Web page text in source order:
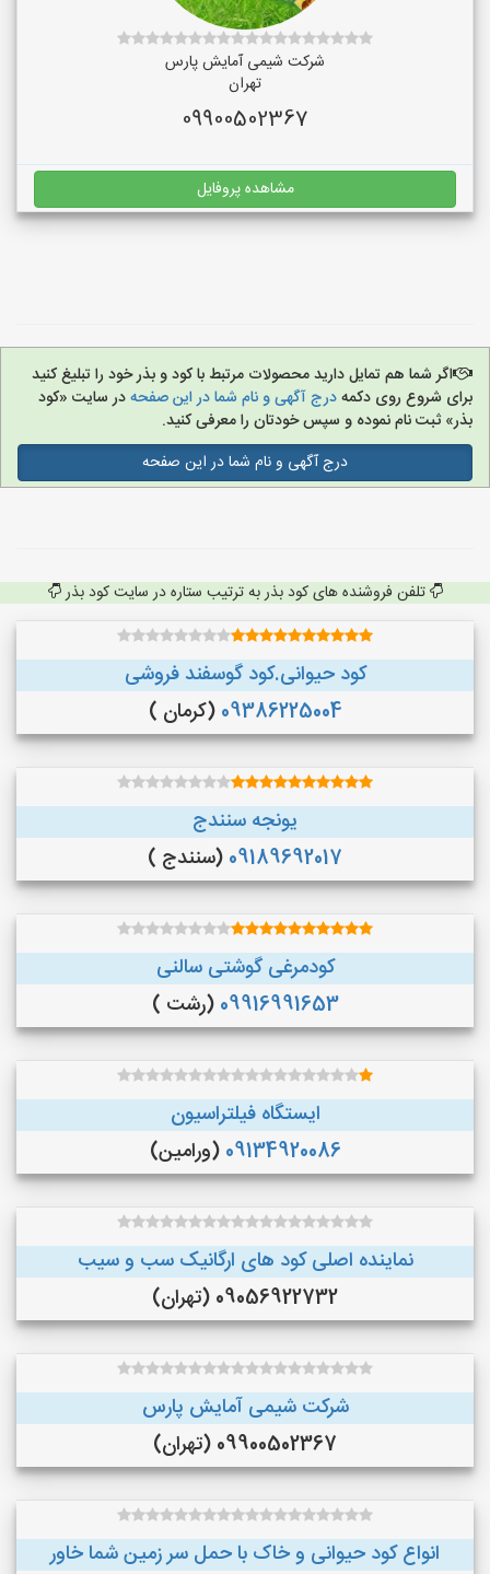
شرکت شیمی آمایش پارس
تهران
09900502367
مشاهده پروفایل
اگر شما هم تمایل دارید محصولات مرتبط با کود و بذر خود را تبلیغ کنید
برای شروع روی دکمهدرج آگهی و نام شما در این صفحهدر سایت «کود
بذر» ثبت نام نموده و سپس خودتان را معرفی کنید.
درج آگهی و نام شما در این صفحه
تلفن فروشنده های کود بذر به ترتیب ستاره در سایت کود بذر
کود حیوانی.کود گوسفند فروشی
09386225004 (کرمان )
یونجه سنندج
09189692017 (سنندج )
کودمرغی گوشتی سالنی
09916991653 (رشت )
ایستگاه فیلتراسیون
09134920086 (ورامین)
نماینده اصلی کود های ارگانیک سب و سیب
09056922732 (تهران)
شرکت شیمی آمایش پارس
09900502367 (تهران)
انواع کود حیوانی و خاک با حمل سر زمین شما خاور